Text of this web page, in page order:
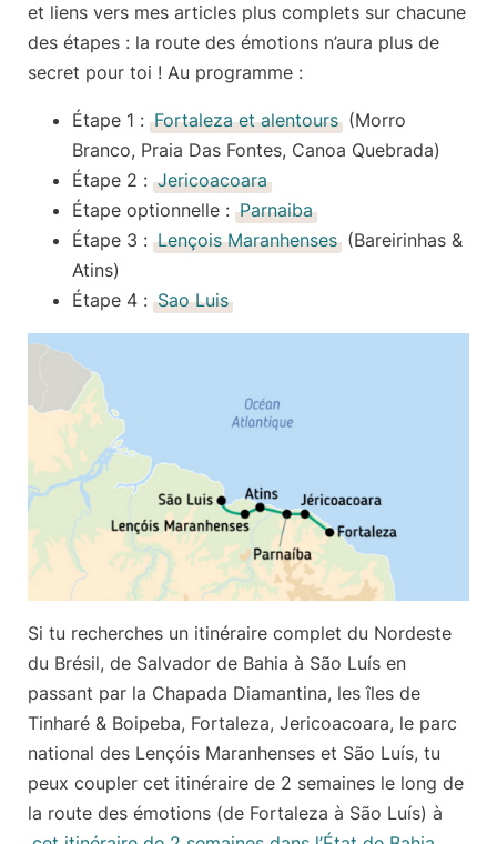
et liens vers mes articles plus complets sur chacune
des étapes : la route des émotions n’aura plus de
secret pour toi ! Au programme :
Étape 1 : Fortaleza et alentours (Morro
Branco, Praia Das Fontes, Canoa Quebrada)
Étape 2 : Jericoacoara
Étape optionnelle : Parnaiba
Étape 3 : Lençois Maranhenses (Bareirinhas &
Atins)
Étape 4 : Sao Luis
Si tu recherches un itinéraire complet du Nordeste
du Brésil, de Salvador de Bahia à São Luís en
passant par la Chapada Diamantina, les îles de
Tinharé & Boipeba, Fortaleza, Jericoacoara, le parc
national des Lençóis Maranhenses et São Luís, tu
peux coupler cet itinéraire de 2 semaines le long de
la route des émotions (de Fortaleza à São Luís) à